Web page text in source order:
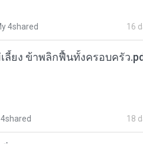
4shared 16
ลี้ยง ข้าพลิกฟื้นทั้งครอบครัว
18